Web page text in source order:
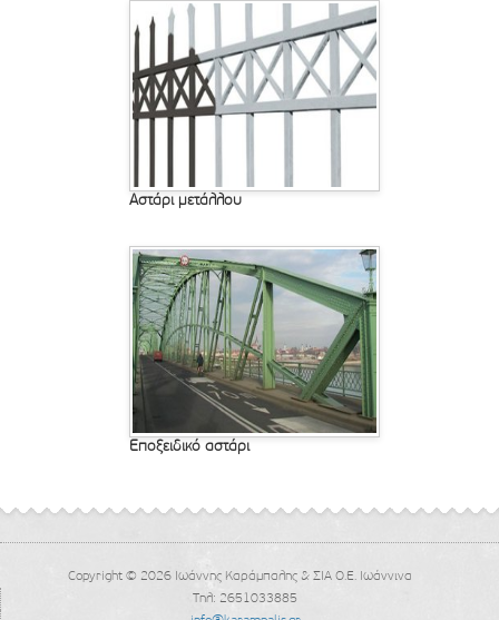
Αστάρι μετάλλου
Εποξειδικό αστάρι
Copyright © 2026 Ιωάννης Καράμπαλης & ΣΙΑ Ο.Ε. Ιωάννινα
Τηλ: 2651033885